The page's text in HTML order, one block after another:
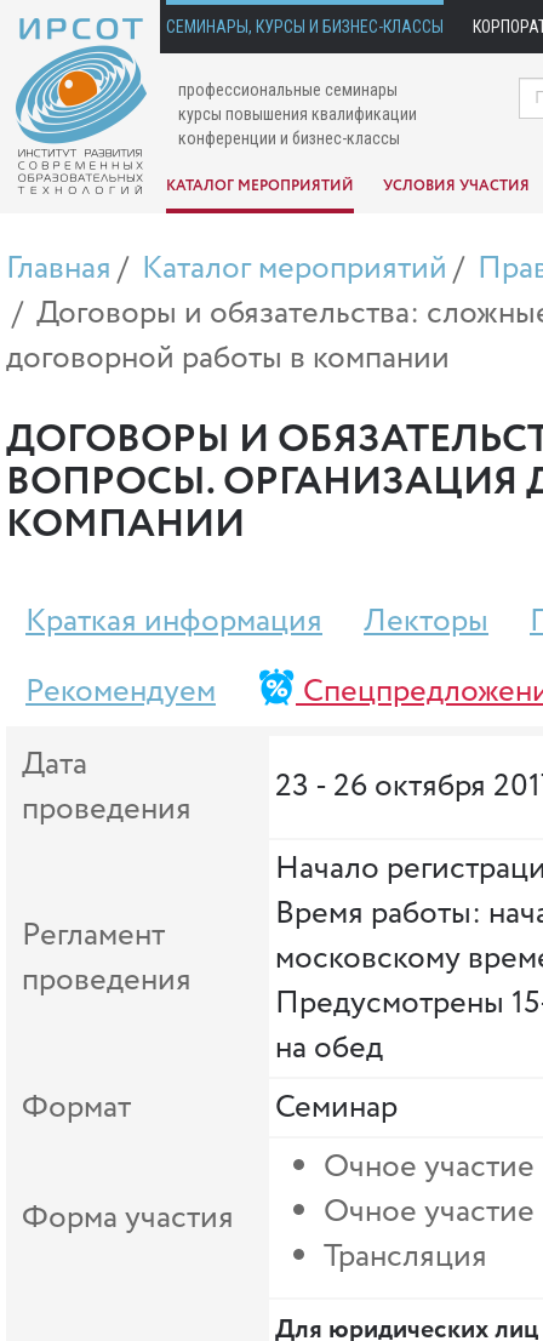
СЕМИНАРЫ, КУРСЫ И БИЗНЕС-КЛАССЫ
профессиональные семинары
курсы повышения квалификации
конференции и бизнес-классы
КАТАЛОГ МЕРОПРИЯТИЙ УСЛОВИЯ УЧАСТИЯ
Главная Каталог мероприятий
Договоры и обязательства:
договорной работы в компании
ДОГОВОРЫ И
ВОПРОСЫ. ОРГАНИЗАЦИЯ
КОМПАНИИ
Краткая информация Лекторы
Рекомендуем
Дата
проведения
23 - 26 октября
Регламент
проведения
Начало
Время работы:
московскому
Предусмотрены
на обед
Формат
Семинар
Форма участия
Очное
Очное
Трансляция
Для юридических лиц